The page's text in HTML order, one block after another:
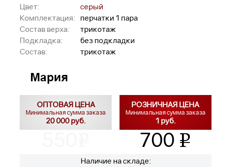
Цвет:
серый
Комплектация:
перчатки 1 пара
Состав верха:
трикотаж
Подкладка:
без подкладки
Состав:
трикотаж
ОПТОВАЯ ЦЕНА
Минимальная сумма заказа
20 000 руб.
РОЗНИЧНАЯ ЦЕНА
Минимальная сумма заказа
1 руб.
700 v
Наличие на складе: